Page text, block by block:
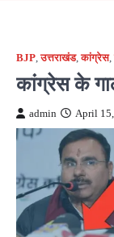
BJP,उत्तराखंड,कांग्रेस,
कांग्रेस के
admin April